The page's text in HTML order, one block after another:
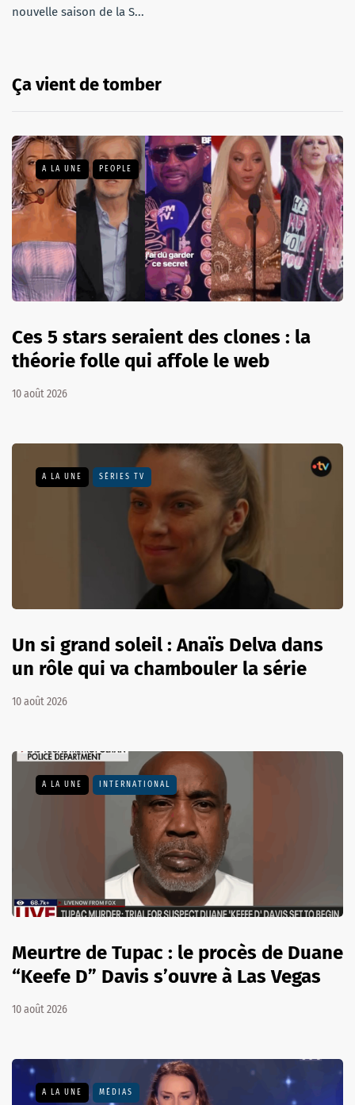
nouvelle saison de la S...
Ça vient de tomber
A LA UNE PEOPLE
Ces 5 stars seraient des clones : la
théorie folle qui affole le web
10 août 2026
A LA UNE SÉRIES TV
Un si grand soleil : Anaïs Delva dans
un rôle qui va chambouler la série
10 août 2026
A LA UNE INTERNATIONAL
Meurtre de Tupac : le procès de Duane
“Keefe D” Davis s’ouvre à Las Vegas
10 août 2026
A LA UNE MÉDIAS